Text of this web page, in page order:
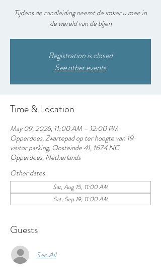
Tijdens de rondleiding neemt de imker u mee in
de wereld van de bijen
Registration is closed
See other events
Time & Location
May 09, 2026, 11:00 AM – 12:00 PM
Opperdoes, Zwartepad op ter hoogte van 19
visitor parking, Oosteinde 41, 1674 NC
Opperdoes, Netherlands
Other dates
Sat, Aug 15, 11:00 AM
Sat, Sep 19, 11:00 AM
Guests
See All